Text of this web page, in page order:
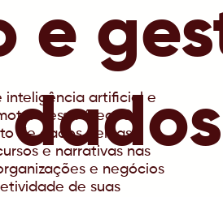
inteligência artificial e
dessa área. O
de dados, temas,
e narrativas nas
e negócios
de suas
e